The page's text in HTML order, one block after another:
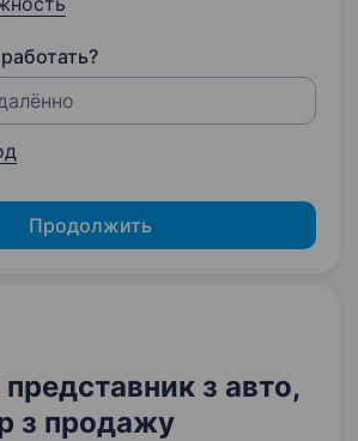
Продолжить
з авто,
з продажу